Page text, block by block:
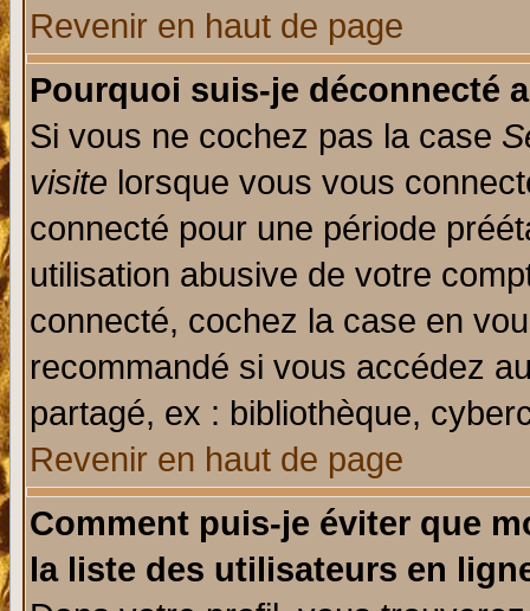
Revenir en haut de page
Pourquoi suis-je déconnecté
Si vous ne cochez pas la case
visite lorsque vous vous
connecté pour une période
utilisation abusive de votre
connecté, cochez la case en
recommandé si vous accédez
partagé, ex : bibliothèque,
Revenir en haut de page
Comment puis-je éviter que
la liste des utilisateurs en